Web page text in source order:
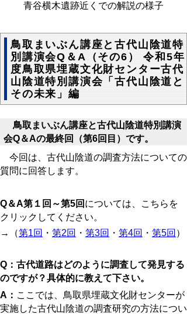
青谷横木遺跡近くでの解説の様子
鳥取まいぶん講座と古代山陰道特
別講演会Q＆A（その6） 令和5年
度鳥取県埋蔵文化財センター古代
山陰道特別講演会「古代山陰道と
その未来」編
鳥取まいぶん講座と古代山陰道特別講演
会Q＆Aの最終回（第6回目）です。
今回は、古代山陰道の調査方法についての
質問に回答します。
Q＆A第１回～第5回 については、こちらを
クリックしてください。
→（第1回 ・ 第2回 ・ 第3回 ・ 第4回 ・ 第5回 ）
Q：古代道路はどのように調査して発見する
のですが？具体的に教えて下さい。
A： ここでは、鳥取県埋蔵文化財センターが
実施した古代山陰道の調査研究の方法につい